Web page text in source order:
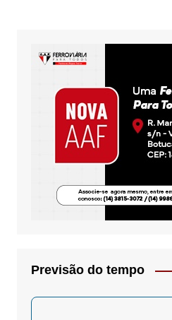
Previsão do tempo